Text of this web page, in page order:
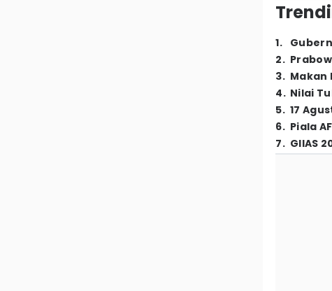
1.
2.
3. Makan
4. Nilai
5. 17
6. Piala
7. GIIAS